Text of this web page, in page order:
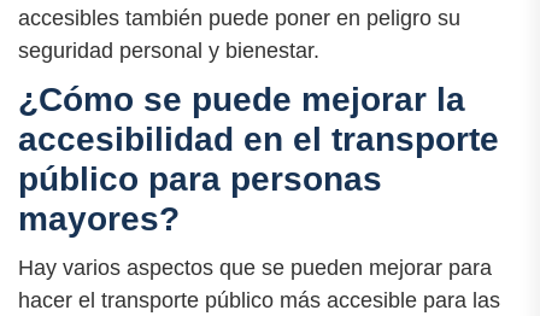
accesibles también puede poner en peligro su
seguridad personal y bienestar.
¿Cómo se puede mejorar la
accesibilidad en el transporte
público para personas
mayores?
Hay varios aspectos que se pueden mejorar para
hacer el transporte público más accesible para las